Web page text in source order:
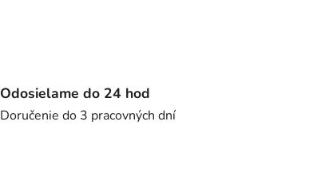
Odosielame do 24 hod
Doručenie do 3 pracovných dní